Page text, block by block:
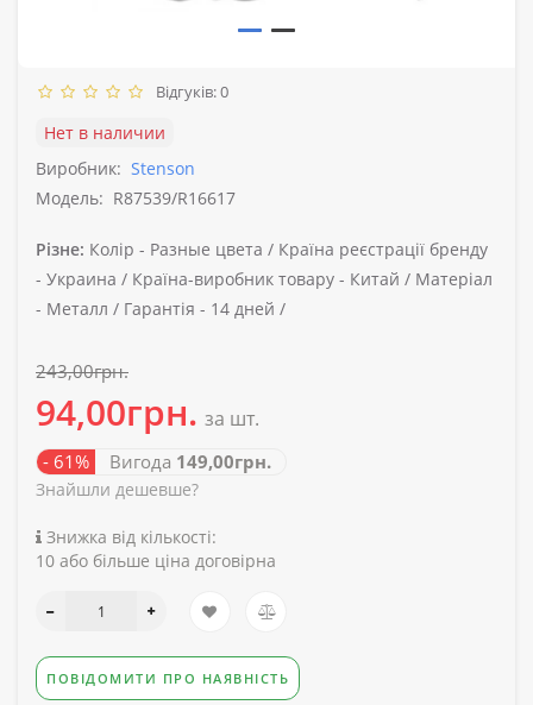
Відгуків: 0
Нет в наличии
Виробник: Stenson
Модель: R87539/R16617
Різне: Колір - Разные цвета / Країна реєстрації бренду
- Украина / Країна-виробник товару - Китай / Матеріал
- Металл / Гарантія - 14 дней /
243,00грн.
94,00грн. за шт.
- 61% Вигода 149,00грн.
Знайшли дешевше?
Знижка від кількості:
10 або більше ціна договірна
ПОВІДОМИТИ ПРО НАЯВНІСТЬ